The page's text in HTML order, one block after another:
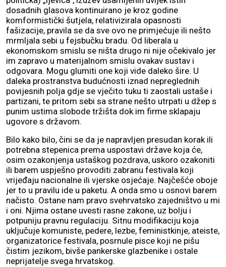
dosadnih glasova kontinuirano je kroz godine
komformistički šutjela, relativizirala opasnosti
fašizacije, pravila se da sve ovo ne primjećuje ili nešto
mrmljala sebi u fejsbučku bradu. Od liberala u
ekonomskom smislu se ništa drugo ni nije očekivalo jer
im zapravo u materijalnom smislu ovakav sustav i
odgovara. Mogu glumiti one koji vide daleko šire. U
daleka prostranstva budućnosti iznad nepreglednih
povijesnih polja gdje se vječito tuku ti zaostali ustaše i
partizani, te pritom sebi sa strane nešto utrpati u džep s
punim ustima slobode tržišta dok im firme sklapaju
ugovore s državom.
Bilo kako bilo, čini se da je napravljen presudan korak ili
potrebna stepenica prema uspostavi države koja će,
osim ozakonjenja ustaškog pozdrava, uskoro ozakoniti
ili barem uspješno provoditi zabranu festivala koji
vrijeđaju nacionalne ili vjerske osjećaje. Najčešće oboje
jer to u pravilu ide u paketu. A onda smo u osnovi barem
načisto. Ostane nam pravo svehrvatsko zajedništvo u mi
i oni. Njima ostane uvesti rasne zakone, uz bolju i
potpuniju pravnu regulaciju. Sitnu modifikaciju koja
uključuje komuniste, pedere, lezbe, feministkinje, ateiste,
organizatorice festivala, posrnule pisce koji ne pišu
čistim jezikom, bivše pankerske glazbenike i ostale
neprijatelje svega hrvatskog.